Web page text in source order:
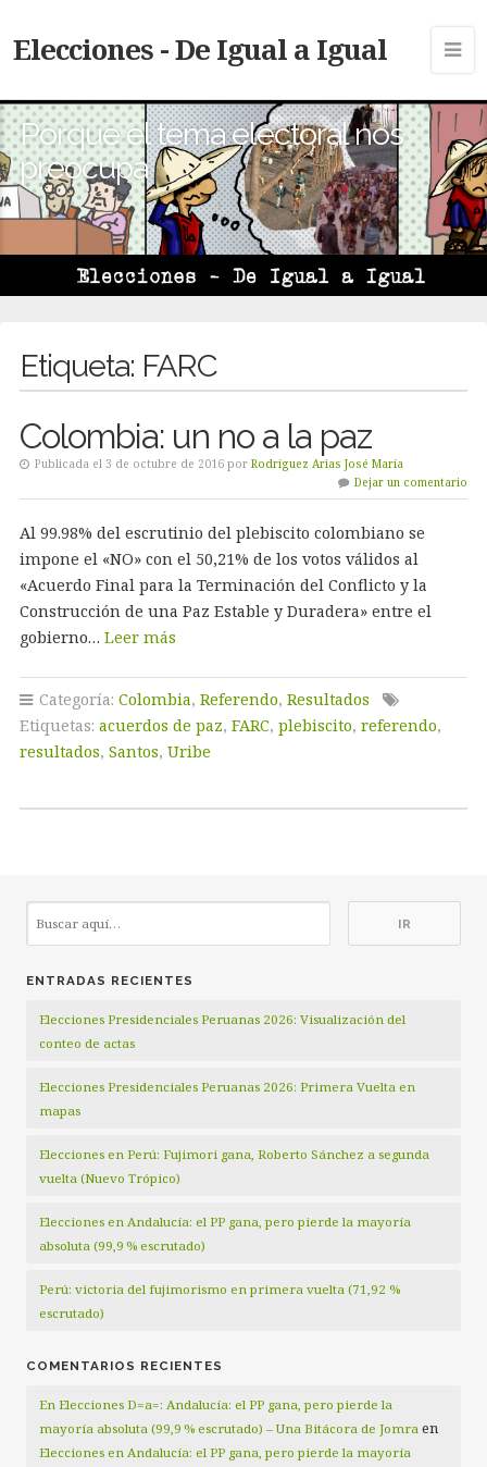
Elecciones - De Igual a Igual
Porque el tema electoral nos
preocupa
Etiqueta: FARC
Colombia: un no a la paz
Publicada el 3 de octubre de 2016 por Rodríguez Arias José María
Dejar un comentario
Al 99.98% del escrutinio del plebiscito colombiano se
impone el «NO» con el 50,21% de los votos válidos al
«Acuerdo Final para la Terminación del Conflicto y la
Construcción de una Paz Estable y Duradera» entre el
gobierno… Leer más
Categoría: Colombia, Referendo, Resultados
Etiquetas: acuerdos de paz, FARC, plebiscito, referendo,
resultados, Santos, Uribe
ENTRADAS RECIENTES
Elecciones Presidenciales Peruanas 2026: Visualización del
conteo de actas
Elecciones Presidenciales Peruanas 2026: Primera Vuelta en
mapas
Elecciones en Perú: Fujimori gana, Roberto Sánchez a segunda
vuelta (Nuevo Trópico)
Elecciones en Andalucía: el PP gana, pero pierde la mayoría
absoluta (99,9 % escrutado)
Perú: victoria del fujimorismo en primera vuelta (71,92 %
escrutado)
COMENTARIOS RECIENTES
En Elecciones D=a=: Andalucía: el PP gana, pero pierde la
mayoría absoluta (99,9 % escrutado) – Una Bitácora de Jomra en
Elecciones en Andalucía: el PP gana, pero pierde la mayoría